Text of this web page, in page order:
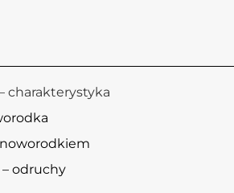
charakterystyka
odruchy